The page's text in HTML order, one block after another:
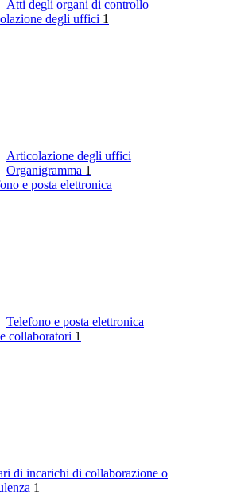
Atti degli organi di controllo
degli uffici 1
Articolazione degli uffici
Organigramma 1
e posta elettronica
Telefono e posta elettronica
collaboratori 1
di incarichi di collaborazione o
1